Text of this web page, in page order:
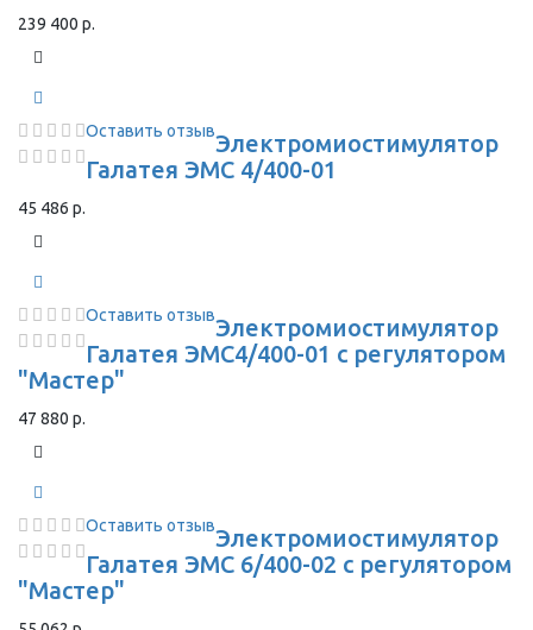
239 400 р.
Оставить отзывЭлектромиостимулятор
Галатея ЭМС 4/400-01
45 486 р.
Оставить отзывЭлектромиостимулятор
Галатея ЭМС4/400-01 с регулятором
"Мастер"
47 880 р.
Оставить отзывЭлектромиостимулятор
Галатея ЭМС 6/400-02 с регулятором
"Мастер"